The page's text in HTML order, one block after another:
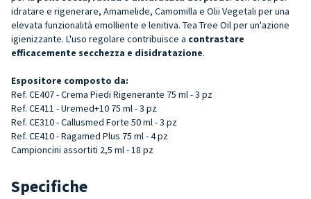
idratare e rigenerare, Amamelide, Camomilla e Olii Vegetali per una
elevata funzionalità emolliente e lenitiva. Tea Tree Oil per un'azione
igienizzante. L'uso regolare contribuisce a contrastare
efficacemente secchezza e disidratazione.
Espositore composto da:
Ref. CE407 - Crema Piedi Rigenerante 75 ml - 3 pz
Ref. CE411 - Uremed+10 75 ml - 3 pz
Ref. CE310 - Callusmed Forte 50 ml - 3 pz
Ref. CE410 - Ragamed Plus 75 ml - 4 pz
Campioncini assortiti 2,5 ml - 18 pz
Specifiche